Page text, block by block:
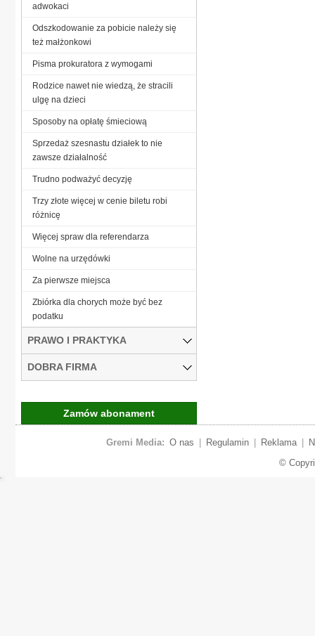
adwokaci
Odszkodowanie za pobicie należy się
też małżonkowi
Pisma prokuratora z wymogami
Rodzice nawet nie wiedzą, że stracili
ulgę na dzieci
Sposoby na opłatę śmieciową
Sprzedaż szesnastu działek to nie
zawsze działalność
Trudno podważyć decyzję
Trzy złote więcej w cenie biletu robi
różnicę
Więcej spraw dla referendarza
Wolne na urzędówki
Za pierwsze miejsca
Zbiórka dla chorych może być bez
podatku
PRAWO I PRAKTYKA
DOBRA FIRMA
Zamów abonament
Gremi Media: O nas Regulamin Reklama
©